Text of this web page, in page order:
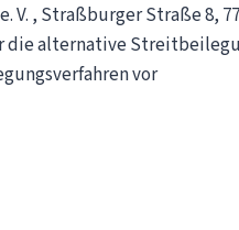
, Straßburger Straße 8,
die alternative
vor